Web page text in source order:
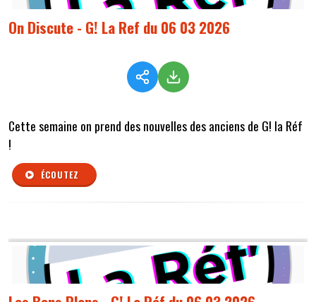
On Discute - G! La Ref du 06 03 2026
Cette semaine on prend des nouvelles des anciens de G! la Réf
!
ÉCOUTEZ